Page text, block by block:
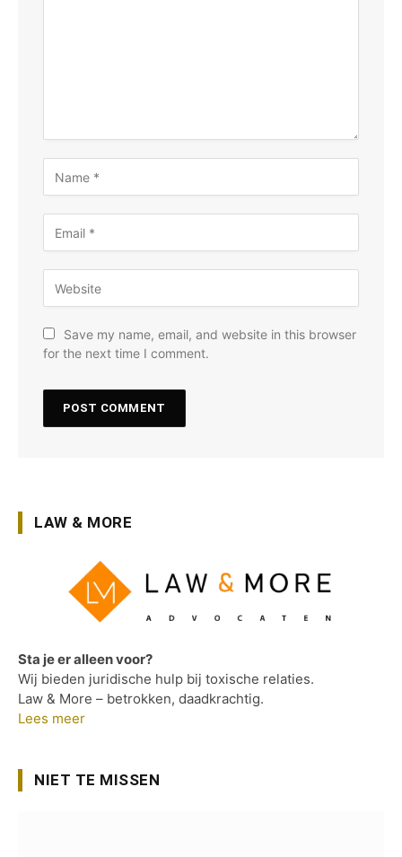
Save my name, email, and website in this browser
for the next time I comment.
LAW & MORE
Sta je er alleen voor?
Wij bieden juridische hulp bij toxische relaties.
Law & More – betrokken, daadkrachtig.
Lees meer
NIET TE MISSEN